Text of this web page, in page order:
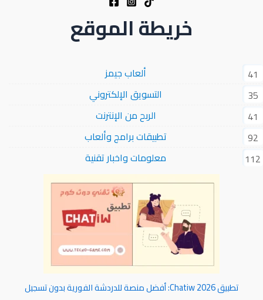
خريطة الموقع
ألعاب جيمز
41
التسويق الإلكتروني
35
الربح من الإنترنت
41
تطبيقات برامج وألعاب
92
معلومات واخبار تقنية
112
تطبيق Chatiw 2026: أفضل منصة للدردشة الفورية بدون تسجيل